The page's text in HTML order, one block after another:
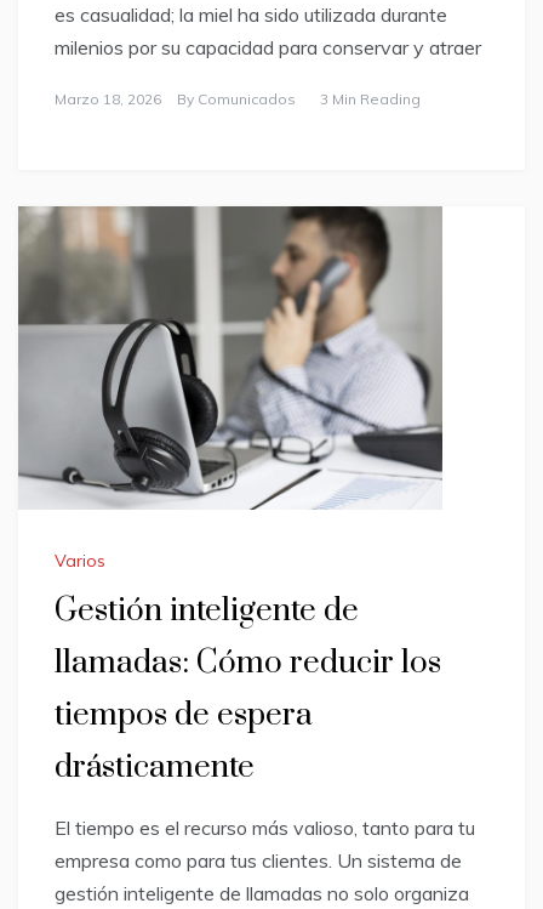
es casualidad; la miel ha sido utilizada durante
milenios por su capacidad para conservar y atraer
Marzo 18, 2026 By Comunicados 3 Min Reading
Varios
Gestión inteligente de
llamadas: Cómo reducir los
tiempos de espera
drásticamente
El tiempo es el recurso más valioso, tanto para tu
empresa como para tus clientes. Un sistema de
gestión inteligente de llamadas no solo organiza